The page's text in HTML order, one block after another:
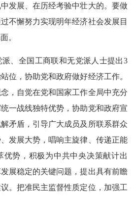
发展、在历经考验中壮大的。要做
不懈努力实现明年经济社会发展目
。
全国工商联和无党派人士提出3
位，协助党和政府做好经济工作。
，自觉在党和国家工作全局中充分
一战线独特优势，协助党和政府宣
矛盾，引导广大成员及所联系群众
发展大势，唱响主旋律、传递正能
优势，积极为中共中央决策献计出
展稳定的关键问题，提出具有前瞻
。把准民主监督性质定位，加强工